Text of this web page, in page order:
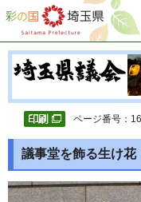
彩の国 埼玉県
ページ番号：
議事堂を飾る生け花